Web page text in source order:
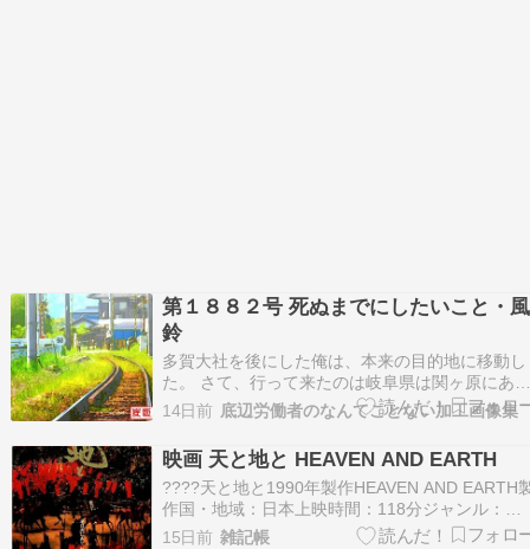
第１８８２号 死ぬまでにしたいこと・風
鈴
多賀大社を後にした俺は、本来の目的地に移動し
た。 さて、行って来たのは岐阜県は関ヶ原にあ
る、関ヶ原ウォーランド。ここで、夏季限定の風
鈴イベントをやっているので、その写真を撮りに
来た。事前情報から、混雑とは無縁だと思ってい
たが、結構混んでる。２０台くらい車停まってた
かな。団体バス…
14日前 底辺労働者のなんてことない加工画像集
映画 天と地と HEAVEN AND EARTH
????天と地と1990年製作HEAVEN AND EARTH
作国・地域：日本上映時間：118分ジャンル：ド
ラマ配給：KADOKAWA≪解説 あらすじ≫ 1990
15日前 雑記帳